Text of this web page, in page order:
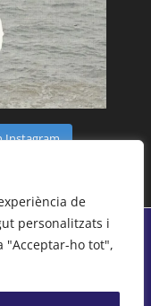
de
personalitzats i
"Acceptar-ho tot",
Instagram
2026 | Centre
legal